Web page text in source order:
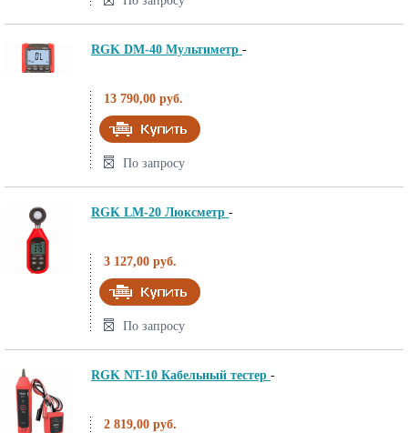
RGK DM-40 Мультиметр -
13 790,00 руб.
По запросу
RGK LM-20 Люксметр -
3 127,00 руб.
По запросу
RGK NT-10 Кабельный тестер -
2 819,00 руб.